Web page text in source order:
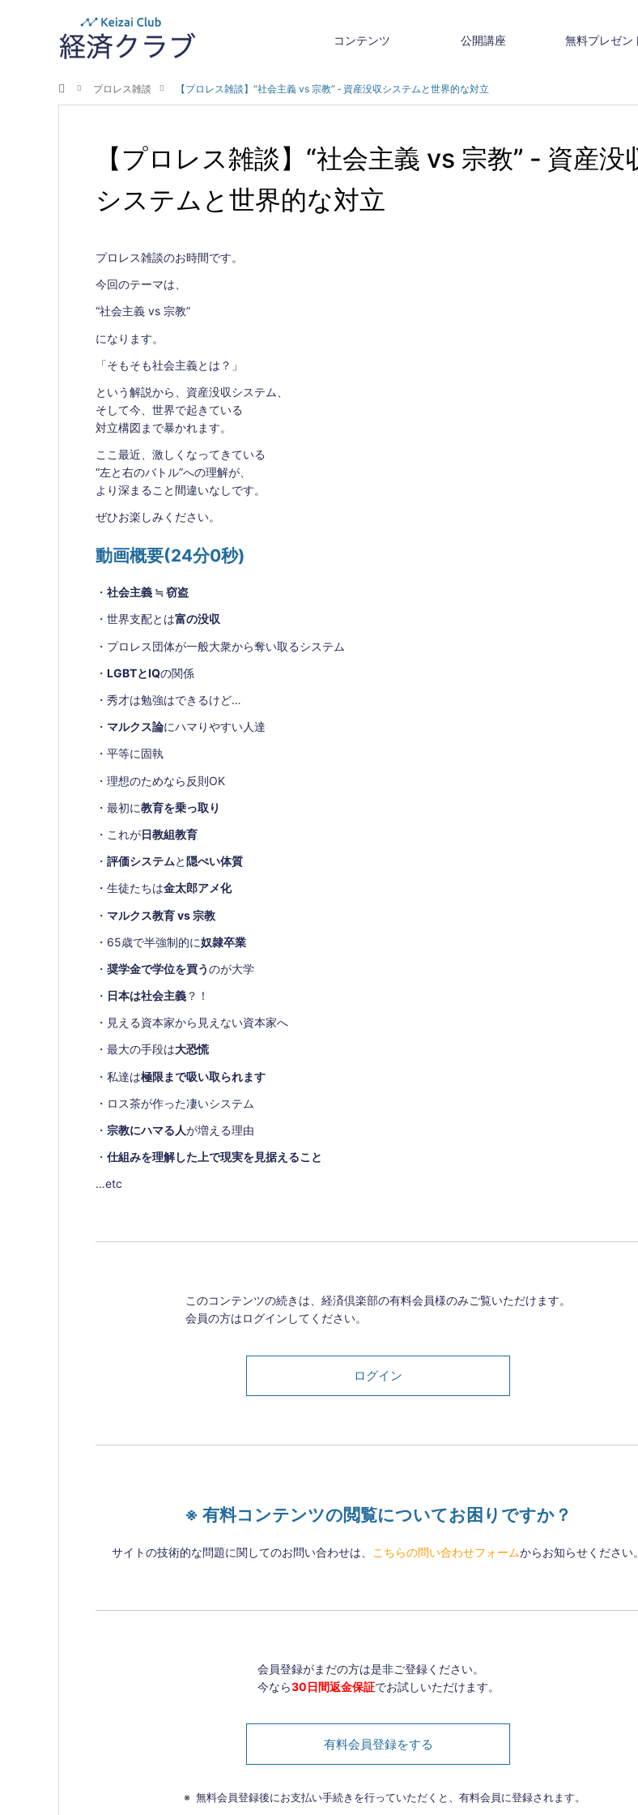
コンテンツ 公開講座 無料プレゼン
ホームプロレス雑談 【プロレス雑談】“社会主義 vs 宗教” ‐ 資産没収システムと世界的な対立
【プロレス雑談】“社会主義 vs 宗教” ‐ 資産没
システムと世界的な対立
プロレス雑談のお時間です。
今回のテーマは、
“社会主義 vs 宗教”
になります。
「そもそも社会主義とは？」
という解説から、資産没収システム、
そして今、世界で起きている
対立構図まで暴かれます。
ここ最近、激しくなってきている
“左と右のバトル”への理解が、
より深まること間違いなしです。
ぜひお楽しみください。
動画概要(24分0秒)
・ 社会主義 ≒ 窃盗
・世界支配とは富の没収
・プロレス団体が一般大衆から奪い取るシステム
・ LGBTとIQの関係
・秀才は勉強はできるけど…
・ マルクス論にハマりやすい人達
・平等に固執
・理想のためなら反則OK
・最初に教育を乗っ取り
・これが日教組教育
・ 評価システムと隠ぺい体質
・生徒たちは金太郎アメ化
・ マルクス教育 vs 宗教
・65歳で半強制的に奴隷卒業
・ 奨学金で学位を買うのが大学
・ 日本は社会主義 ？！
・見える資本家から見えない資本家へ
・最大の手段は大恐慌
・私達は極限まで吸い取られます
・ロス茶が作った凄いシステム
・ 宗教にハマる人が増える理由
・ 仕組みを理解した上で現実を見据えること
…etc
このコンテンツの続きは、経済倶楽部の有料会員様のみご覧いただけます。
会員の方はログインしてください。
ログイン
※ 有料コンテンツの閲覧についてお困りですか？
サイトの技術的な問題に関してのお問い合わせは、 こちらの問い合わせフォームからお知らせください。
会員登録がまだの方は是非ご登録ください。
今なら30日間返金保証でお試しいただけます。
有料会員登録をする
無料会員登録後にお支払い手続きを行っていただくと、有料会員に登録されます。